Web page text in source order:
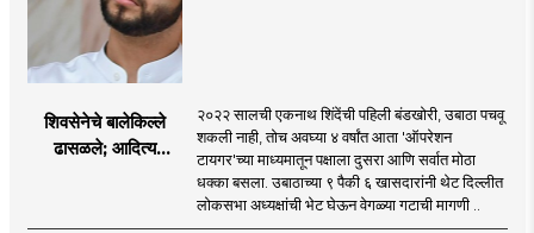
शिवसेनेचे बालेकिल्ले
ढासळले; आदित्य
नेमका कुठे चुकला?
२०२२ सालची एकनाथ शिंदेंची पहिली बंडखोरी, उबाठा पचवू
शकली नाही, तोच अवघ्या ४ वर्षांत आता 'ऑपरेशन
टायगर'च्या माध्यमातून पक्षाला दुसरा आणि सर्वात मोठा
धक्का बसला. उबाठाच्या ९ पैकी ६ खासदारांनी थेट दिल्लीत
लोकसभा अध्यक्षांची भेट घेऊन वेगळ्या गटाची मागणी ..